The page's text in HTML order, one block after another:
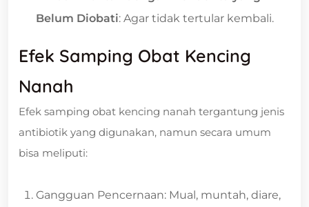
Belum Diobati: Agar tidak tertular kembali.
Efek Samping Obat Kencing
Nanah
Efek samping obat kencing nanah tergantung jenis
antibiotik yang digunakan, namun secara umum
bisa meliputi:
Gangguan Pencernaan: Mual, muntah, diare,